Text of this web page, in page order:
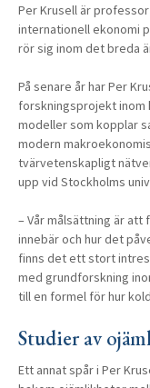
Per Krusell är
internationell ekonomi
rör sig inom det breda
På senare år har Per
forskningsprojekt inom
modeller som kopplar
modern
tvärvetenskapligt
upp vid Stockholms
– Vår målsättning är
innebär och hur det
finns det ett stort
med grundforskning
till en formel för hur
Studier av
Ett annat spår i Per